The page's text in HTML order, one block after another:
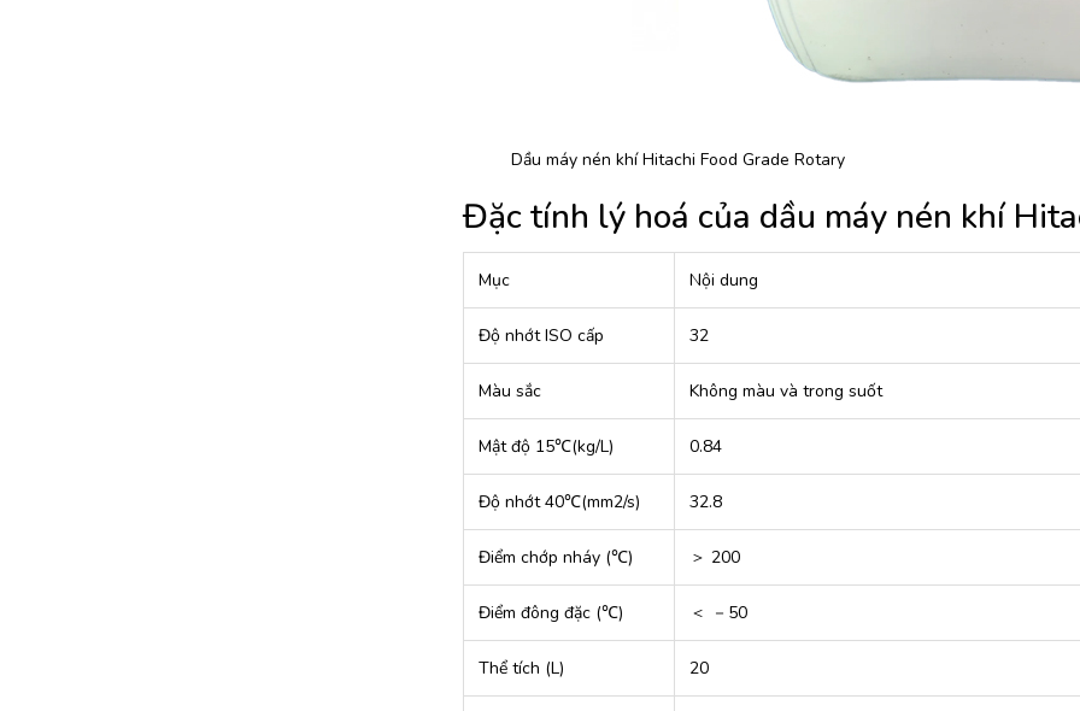
Dầu máy nén khí Hitachi Food Grade Rotary
Đặc tính lý hoá của dầu máy nén khí
Mục Nội dung
Độ nhớt ISO cấp 32
Màu sắc Không màu và trong suốt
Mật độ 15℃(kg/L) 0.84
Độ nhớt 40℃(mm2/s) 32.8
Điểm chớp nháy (℃) ＞ 200
Điểm đông đặc (℃) ＜ －50
Thể tích (L) 20